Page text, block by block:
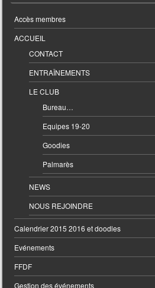
Accès membres
ACCUEIL
CONTACT
ENTRAÎNEMENTS
LE CLUB
Bureau…
Equipes 19-20
Goodies
Palmarès
NEWS
NOUS REJOINDRE
Calendrier 2015 2016 et doodles
Evénements
FFDF
Gestion des événements